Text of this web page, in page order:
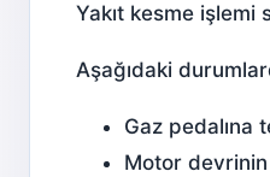
Yakıt kesme
Aşağıdaki
Gaz pedalına
Motor